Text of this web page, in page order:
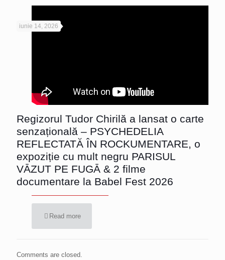
iunie 14, 2026
Regizorul Tudor Chirilă a lansat o carte
senzațională – PSYCHEDELIA
REFLECTATĂ ÎN ROCKUMENTARE, o
expoziție cu mult negru PARISUL
VĀZUT PE FUGĀ & 2 filme
documentare la Babel Fest 2026
Read more
Comments are closed.